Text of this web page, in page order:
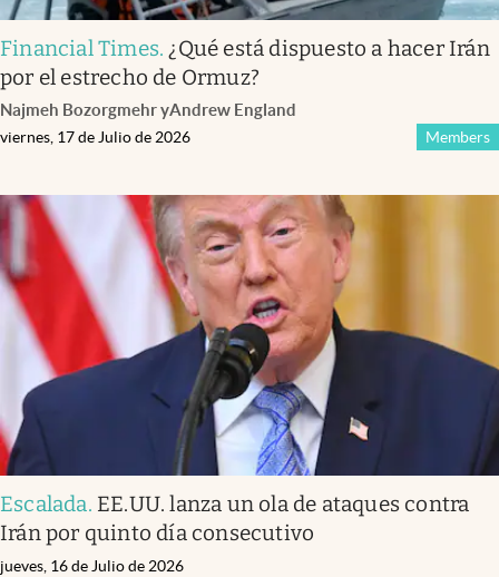
Financial Times. ¿Qué está dispuesto a hacer Irán
por el estrecho de Ormuz?
Najmeh BozorgmehryAndrew England
Members
viernes, 17 de Julio de 2026
Escalada. EE.UU. lanza un ola de ataques contra
Irán por quinto día consecutivo
jueves, 16 de Julio de 2026